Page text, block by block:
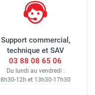
Support commercial,
technique et SAV
03 88 08 65 06
Du lundi au vendredi :
8h30-12h et 13h30-17h30